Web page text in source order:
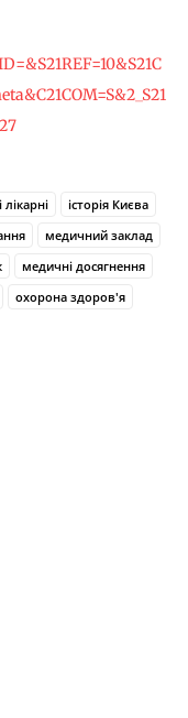
лікарні
історія Києва
медичний заклад
медичні досягнення
охорона здоров'я